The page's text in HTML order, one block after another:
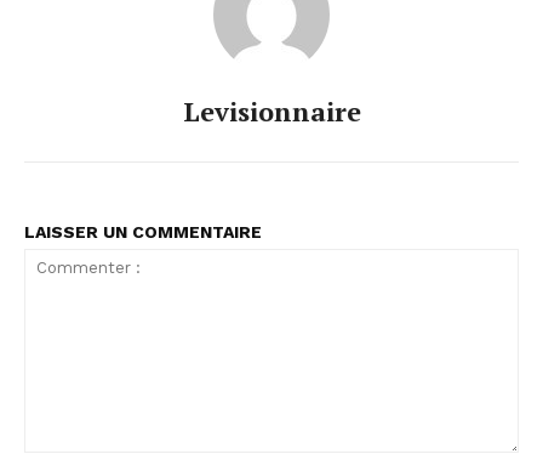
Levisionnaire
LAISSER UN COMMENTAIRE